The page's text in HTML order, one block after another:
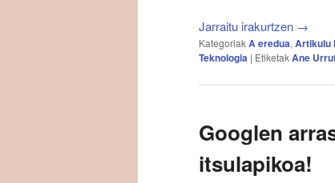
Jarraitu irakurtzen →
KategoriakA eredua, Artikulu
Teknologia | EtiketakAne
Googlen
itsulapikoa!